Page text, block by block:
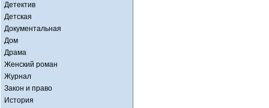
Детектив
Детская
Документальная
Дом
Драма
Женский роман
Журнал
Закон и право
История